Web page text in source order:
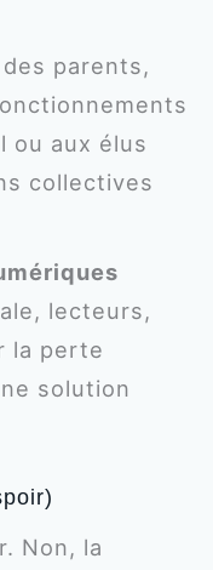
parents,
ou aux élus
collectives
lecteurs,
la perte
solution
Non, la